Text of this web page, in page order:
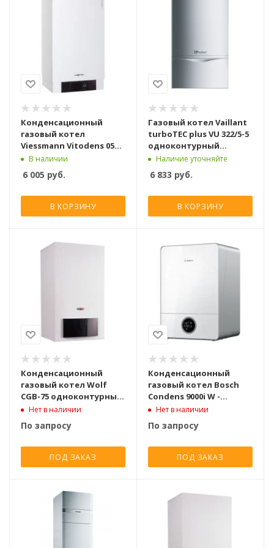
Конденсационный
газовый котел
Viessmann Vitodens 050-
W BOHA25kW
однокнтурный [25 кВт]
В наличии
6 005 руб.
В КОРЗИНУ
Газовый котел Vaillant
turboTEC plus VU 322/5-5
одноконтурный
турбированный [36 кВт]
Наличие уточняйте
6 833 руб.
В КОРЗИНУ
Конденсационный
газовый котел Wolf
CGB-75 одноконтурный
турбированный [75 кВт]
Нет в наличии
По запросу
ПОД ЗАКАЗ
Конденсационный
газовый котел Bosch
Condens 9000i W -
GC9000iW 50
турбированный [48,9
Нет в наличии
По запросу
ПОД ЗАКАЗ